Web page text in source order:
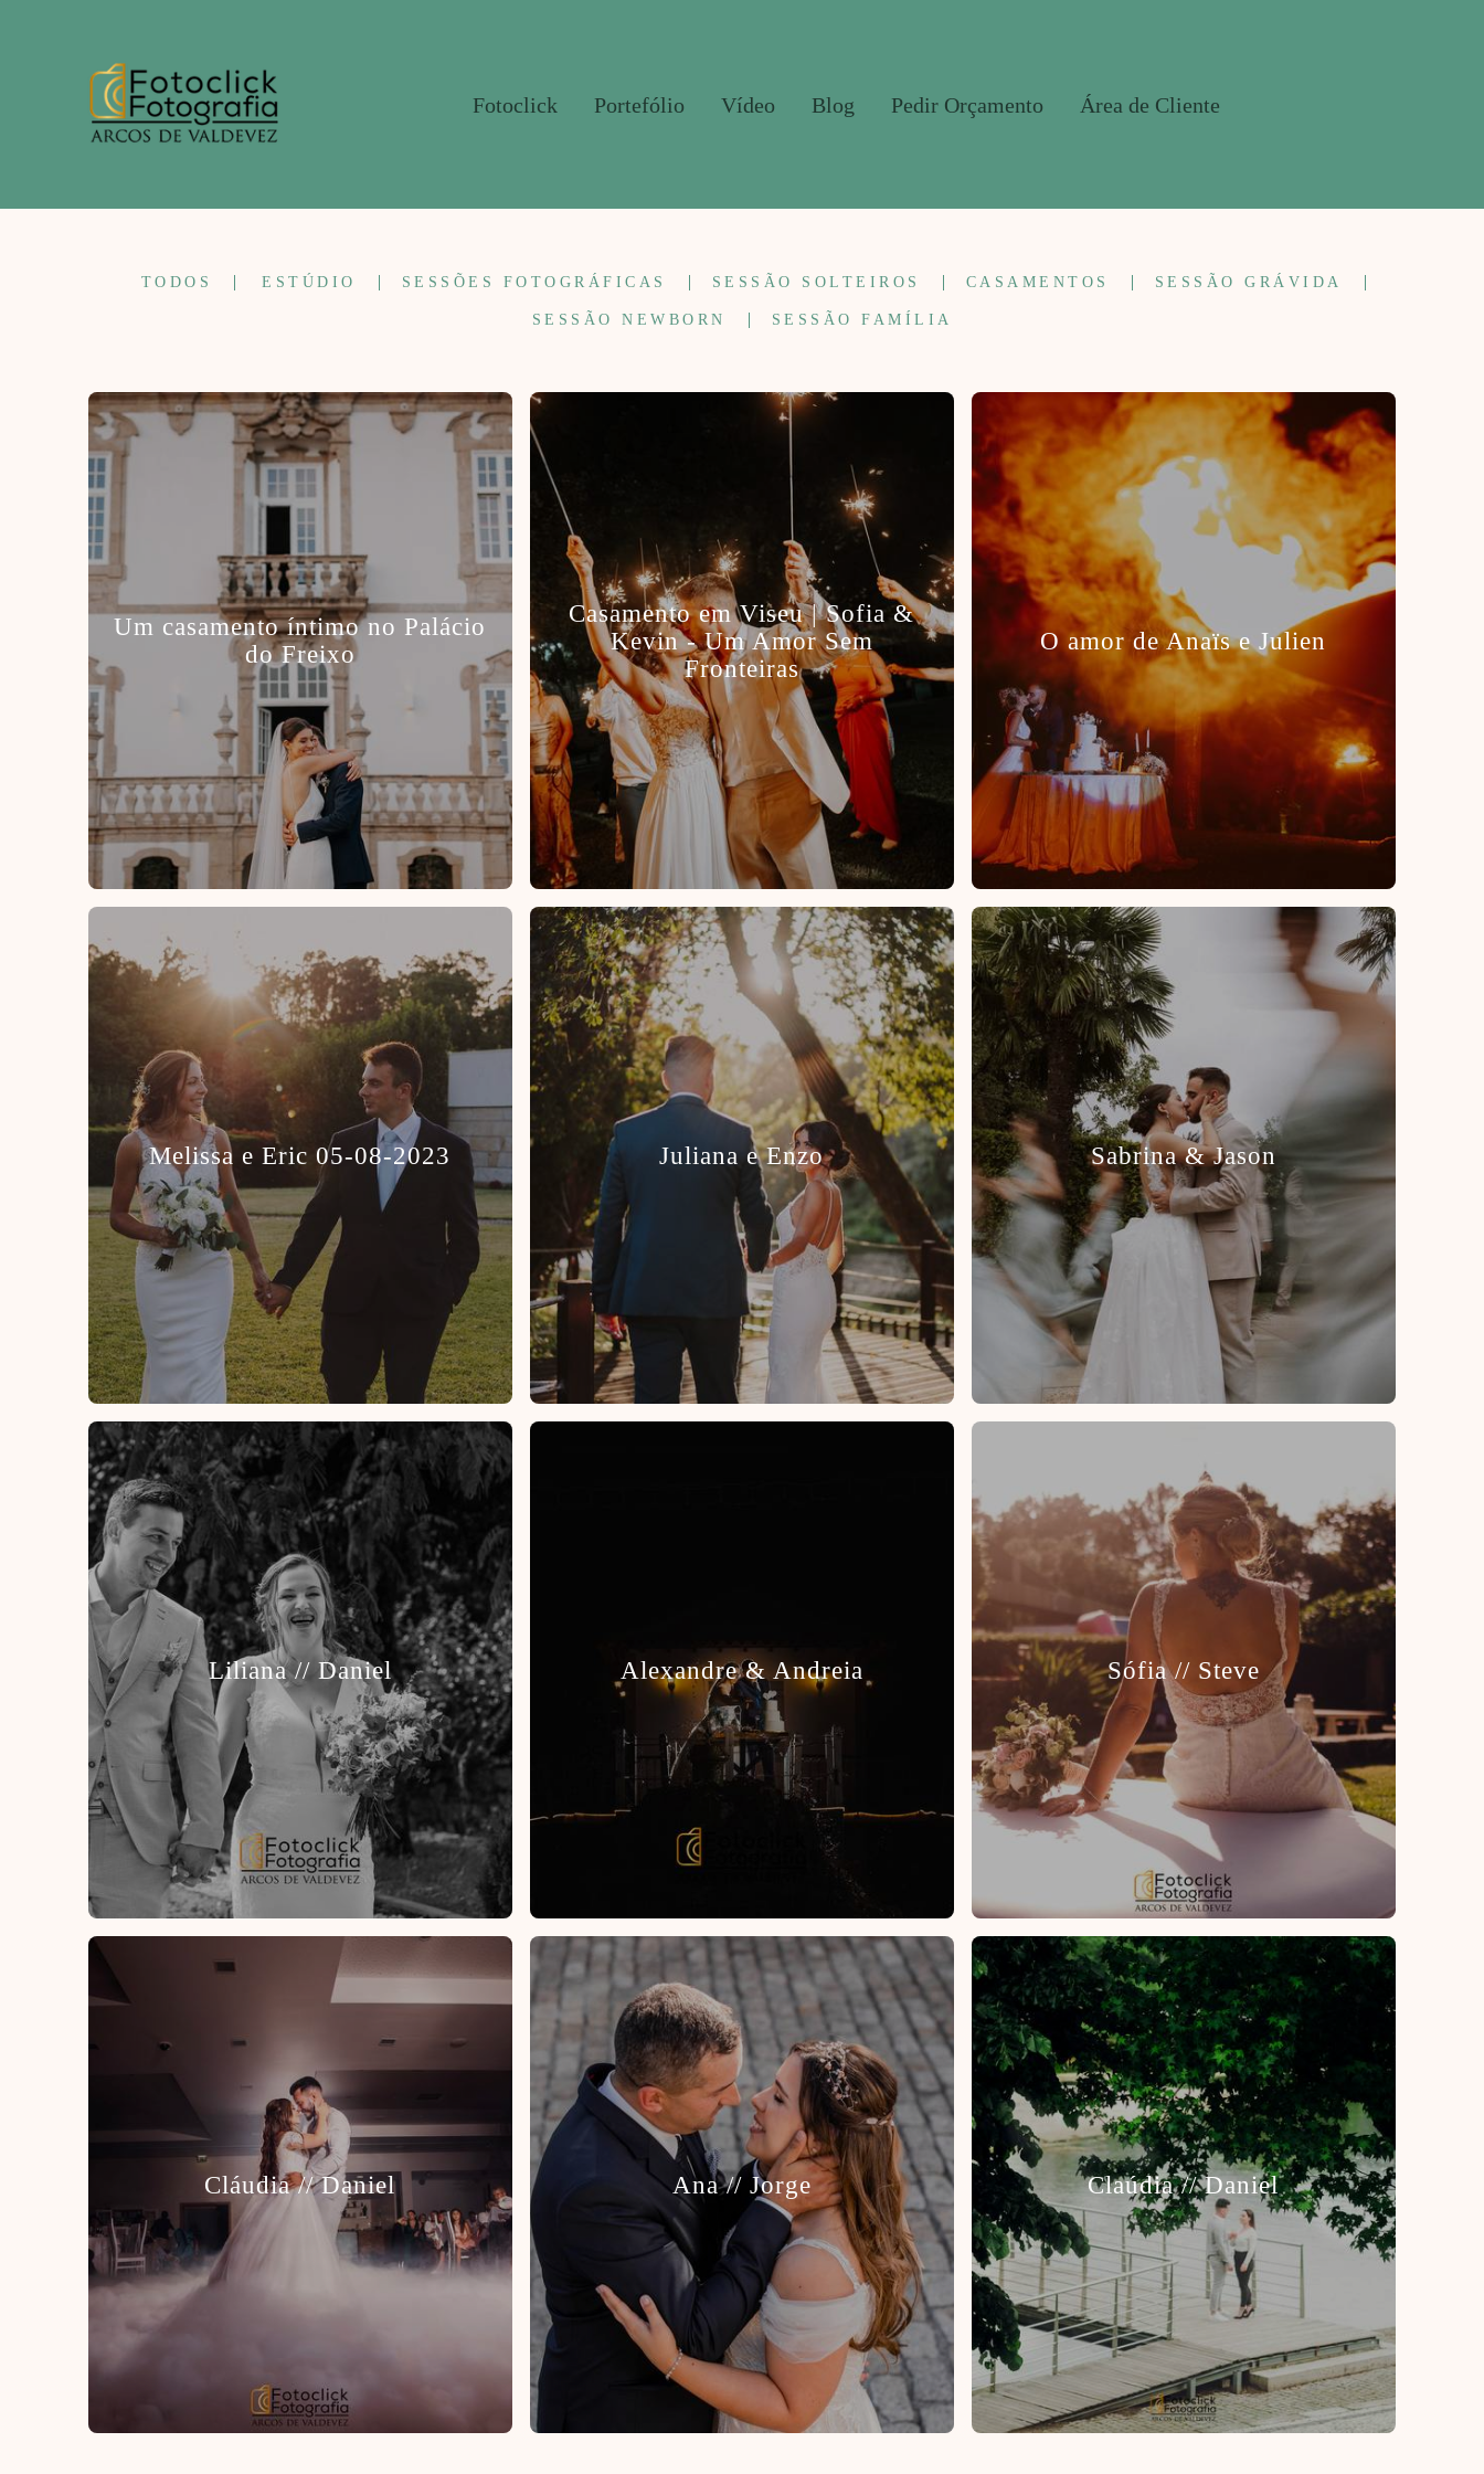
Fotoclick Portefólio Vídeo Blog Pedir Orçamento Área de Cliente
TODOS ESTÚDIO SESSÕES FOTOGRÁFICAS SESSÃO SOLTEIROS CASAMENTOS SESSÃO GRÁVIDA
SESSÃO NEWBORN SESSÃO FAMÍLIA
Um casamento íntimo no Palácio
do Freixo
Casamento em Viseu | Sofia &
Kevin - Um Amor Sem
Fronteiras
O amor de Anaïs e Julien
Melissa e Eric 05-08-2023 Juliana e Enzo Sabrina & Jason
Liliana // Daniel Alexandre & Andreia Sófia // Steve
Cláudia // Daniel Ana // Jorge Claúdia // Daniel